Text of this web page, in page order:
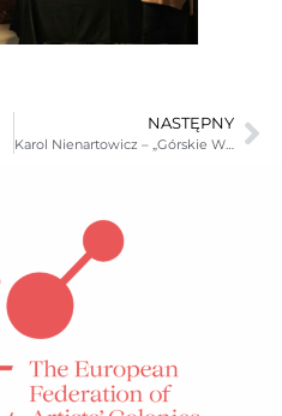
NASTĘPNY
Karol Nienartowicz – „Górskie Wyprawy Fotograficzne”